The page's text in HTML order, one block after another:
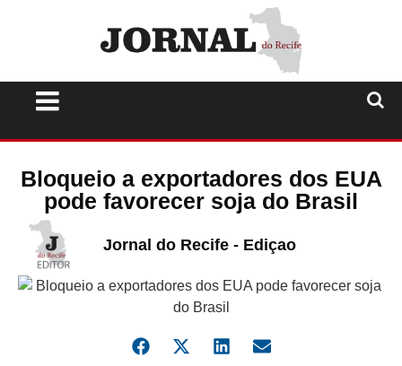
Bloqueio a exportadores dos EUA
pode favorecer soja do Brasil
Jornal do Recife - Ediçao